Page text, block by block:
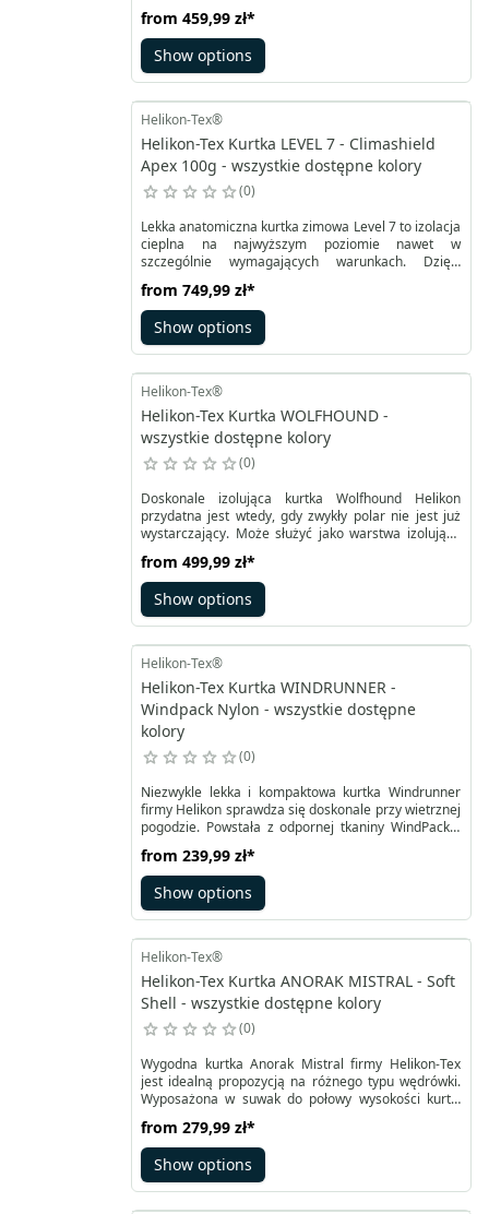
guzikiem, dodatkowo na stójce rzep. W kołnierzu
kryty za zamkiem błyskawicznym prosty kaptur.
Klasyczne cztery kieszenie przednie zamykane na
klapy z zatrzaskiem.
from 459,99 zł*
Show options
Helikon-Tex®
Helikon-Tex Kurtka LEVEL 7 - Climashield
Apex 100g - wszystkie dostępne kolory
0
Lekka anatomiczna kurtka zimowa Level 7 to izolacja
cieplna na najwyższym poziomie nawet w
szczególnie wymagających warunkach. Dzięki
izolacyjnego Climashield® Apex™ pozwala na
zachowanie ciepła podczas mrozu czy po
zamoknięciu. Zamykana na dwukierunkowy suwak
wyposażony w listwę termiczną i ochronę
from 749,99 zł*
Show options
Helikon-Tex®
Helikon-Tex Kurtka WOLFHOUND -
wszystkie dostępne kolory
0
Doskonale izolująca kurtka Wolfhound Helikon
przydatna jest wtedy, gdy zwykły polar nie jest już
wystarczający. Może służyć jako warstwa izolująca
Climashield® Apex™ doskonale izoluje, a
jednocześnie szybko wysycha. Wierzchnia warstwa
nylonowa WindPack® Nylon® pozwala na ochronę
przed niesprzyjającymi czynnikami
VersaStretch pod pachami i na mankietach
wspierają anatomiczny krój i swobodę ruchów.
from 499,99 zł*
Show options
Helikon-Tex®
Helikon-Tex Kurtka WINDRUNNER -
Windpack Nylon - wszystkie dostępne
kolory
0
Niezwykle lekka i kompaktowa kurtka Windrunner
firmy Helikon sprawdza się doskonale przy wietrznej
pogodzie. Powstała z odpornej tkaniny WindPack®
pachami oraz we wnętrzu obszernej kieszeni
przedniej. Wyposażona w powłokę DWR może
chronić również przed lekkim deszczem. Zapinana
na zamek główny tworzący z podwójnie
posiada dodatkowo laminowany daszek.
from 239,99 zł*
Show options
Helikon-Tex®
Helikon-Tex Kurtka ANORAK MISTRAL - Soft
Shell - wszystkie dostępne kolory
0
Wygodna kurtka Anorak Mistral firmy Helikon-Tex
jest idealną propozycją na różnego typu wędrówki.
Wyposażona w suwak do połowy wysokości kurtki
pozwala na przechowywanie niezbędnego
podręcznego ekwipunku. Pomaga w tym wewnętrzny
organizer w kieszeni, a także dwie kieszenie boczne
oraz dwie naramienne, wszystkie zapinane na
from 279,99 zł*
Show options